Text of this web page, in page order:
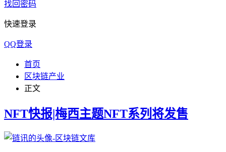
找回密码
快速登录
QQ登录
首页
区块链产业
正文
NFT快报|梅西主题NFT系列将发售